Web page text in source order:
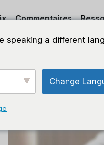
Commentaires
speaking a different
Change